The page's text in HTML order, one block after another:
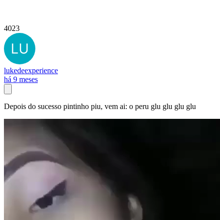
4023
lukedeexperience
há 9 meses
Depois do sucesso pintinho piu, vem ai: o peru glu glu glu glu